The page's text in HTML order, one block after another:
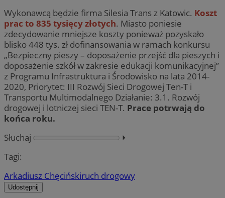
Wykonawcą będzie firma Silesia Trans z Katowic. Koszt
prac to 835 tysięcy złotych. Miasto poniesie
zdecydowanie mniejsze koszty ponieważ pozyskało
blisko 448 tys. zł dofinansowania w ramach konkursu
„Bezpieczny pieszy – doposażenie przejść dla pieszych i
doposażenie szkół w zakresie edukacji komunikacyjnej”
z Programu Infrastruktura i Środowisko na lata 2014-
2020, Priorytet: III Rozwój Sieci Drogowej Ten-T i
Transportu Multimodalnego Działanie: 3.1. Rozwój
drogowej i lotniczej sieci TEN-T. Prace potrwają do
końca roku.
Słuchaj
⏵︎
Tagi:
Arkadiusz Chęcińskiruch drogowy
Udostępnij